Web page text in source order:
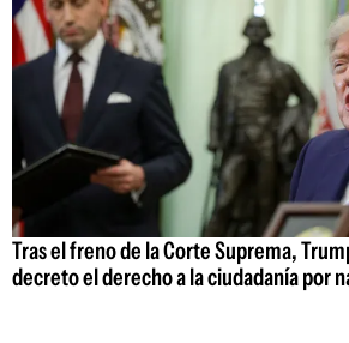
Tras el freno de la Corte Suprema,
decreto el derecho a la ciudadanía por